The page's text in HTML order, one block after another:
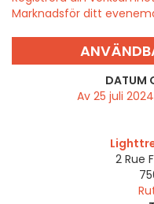
Marknadsför ditt
DATUM
Av 25 juli
2 Rue